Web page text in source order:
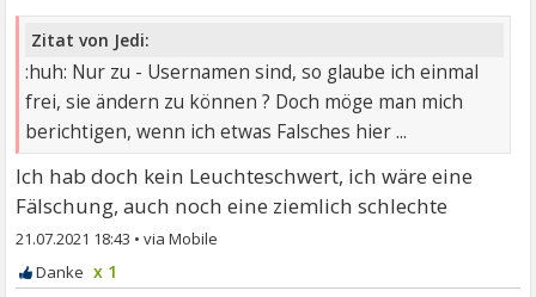
Zitat von Jedi:
:huh: Nur zu - Usernamen sind, so glaube ich einmal
frei, sie ändern zu können ? Doch möge man mich
berichtigen, wenn ich etwas Falsches hier ...
Ich hab doch kein Leuchteschwert, ich wäre eine
Fälschung, auch noch eine ziemlich schlechte
21.07.2021 18:43 •
x 1